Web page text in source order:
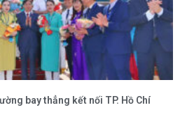
bay thẳng kết nối TP. Hồ Chí